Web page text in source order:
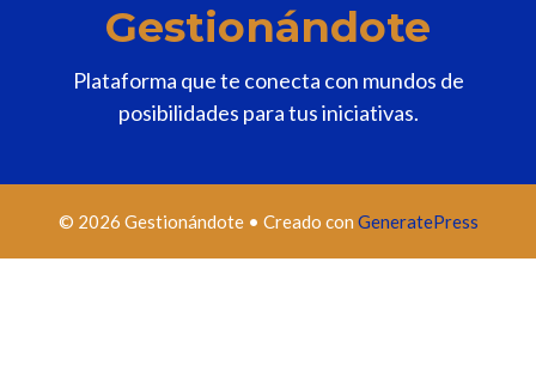
Gestionándote
Plataforma que te conecta con mundos de
posibilidades para tus iniciativas.
© 2026 Gestionándote• Creado con GeneratePress